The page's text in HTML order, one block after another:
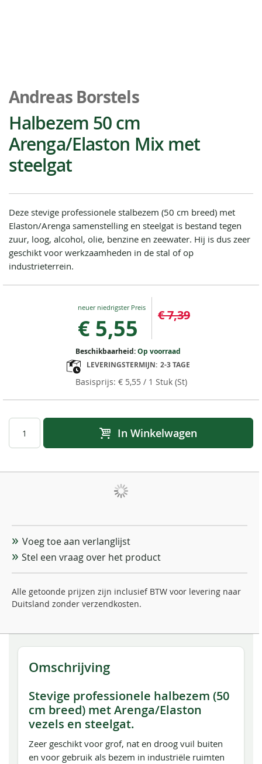
naar
het
begin
van
de
afbeeldingen-
gallerij
Andreas Borstels
Halbezem 50 cm
Arenga/Elaston Mix met
steelgat
Deze stevige professionele stalbezem (50 cm breed) met
Elaston/Arenga samenstelling en steelgat is bestand tegen
zuur, loog, alcohol, olie, benzine en zeewater. Hij is dus zeer
geschikt voor werkzaamheden in de stal of op
industrieterrein.
Special
€ 5,55 € 7,39
€ 5,55/ 1 Stuk (St)
Beschikbaarheid:Op voorraad
LEVERINGSTERMIJN: 2-3 TAGE
In Winkelwagen
Voeg toe aan verlanglijst
Stel een vraag over het product
Alle getoonde prijzen zijn inclusief BTW voor levering naar
Duitsland zonder verzendkosten.
Omschrijving
Stevige professionele halbezem (50
cm breed) met Arenga/Elaston
vezels en steelgat.
Zeer geschikt voor grof, nat en droog vuil buiten
en voor gebruik als bezem in industriële ruimten